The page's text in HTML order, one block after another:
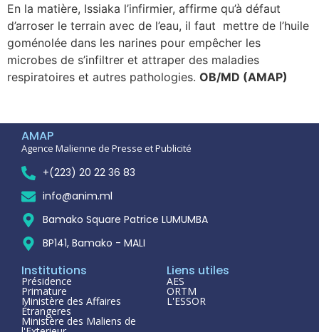
En la matière, Issiaka l’infirmier, affirme qu’à défaut
d’arroser le terrain avec de l’eau, il faut mettre de l’huile
goménolée dans les narines pour empêcher les
microbes de s’infiltrer et attraper des maladies
respiratoires et autres pathologies. OB/MD (AMAP)
AMAP
Agence Malienne de Presse et Publicité
+(223) 20 22 36 83
info@anim.ml
Bamako Square Patrice LUMUMBA
BP141, Bamako - MALI
Institutions
Présidence
Primature
Ministère des Affaires
Étrangeres
Ministère des Maliens de
Liens utiles
AES
ORTM
L'ESSOR